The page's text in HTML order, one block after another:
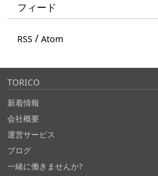
フィード
RSS / Atom
TORICO
新着情報
会社概要
運営サービス
ブログ
一緒に働きませんか?